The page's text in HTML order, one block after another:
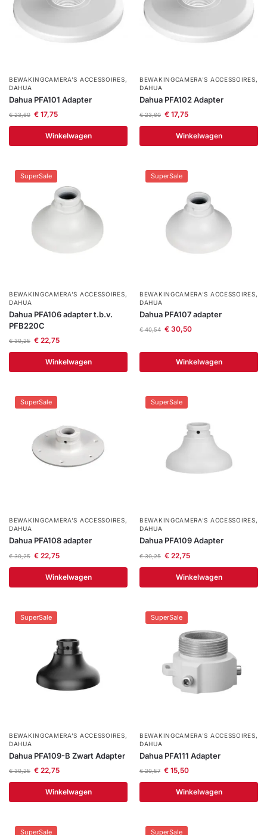
BEWAKINGCAMERA'S ACCESSOIRES,
DAHUA
Dahua PFA101 Adapter
€23,60 €17,75
Winkelwagen
BEWAKINGCAMERA'S ACCESSOIRES,
DAHUA
Dahua PFA102 Adapter
€23,60 €17,75
Winkelwagen
SuperSale
BEWAKINGCAMERA'S ACCESSOIRES,
DAHUA
Dahua PFA106 adapter t.b.v.
PFB220C
€30,25 €22,75
Winkelwagen
SuperSale
BEWAKINGCAMERA'S ACCESSOIRES,
DAHUA
Dahua PFA107 adapter
€40,54 €30,50
Winkelwagen
SuperSale
BEWAKINGCAMERA'S ACCESSOIRES,
DAHUA
Dahua PFA108 adapter
€30,25 €22,75
Winkelwagen
SuperSale
BEWAKINGCAMERA'S ACCESSOIRES,
DAHUA
Dahua PFA109 Adapter
€30,25 €22,75
Winkelwagen
SuperSale
BEWAKINGCAMERA'S ACCESSOIRES,
DAHUA
Dahua PFA109-B Zwart Adapter
€30,25 €22,75
Winkelwagen
SuperSale
BEWAKINGCAMERA'S ACCESSOIRES,
DAHUA
Dahua PFA111 Adapter
€20,57 €15,50
Winkelwagen
SuperSale SuperSale